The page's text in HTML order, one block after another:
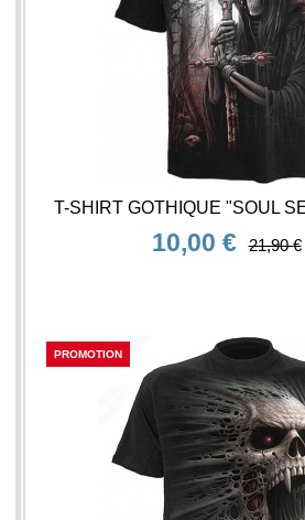
T-SHIRT GOTHIQUE "SOUL
10,00 € 21,90 €
PROMOTION